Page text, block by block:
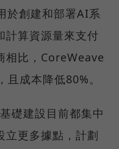
於創建和部署AI系
計算資源量來支付
相比，CoreWeave
成本降低80%。
礎建設目前都集中
立更多據點，計劃